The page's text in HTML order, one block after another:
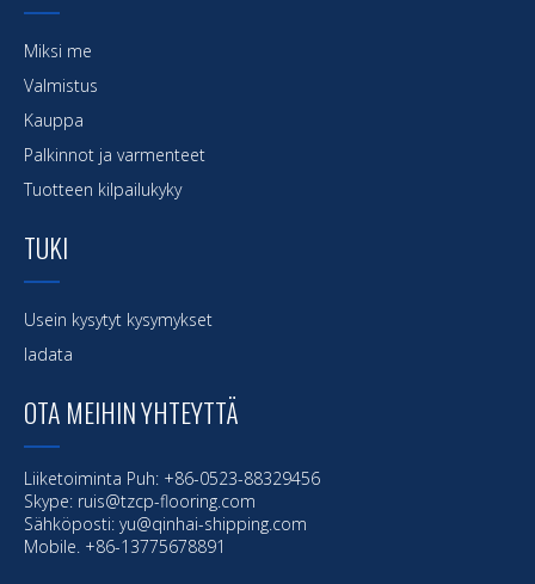
Miksi me
Valmistus
Kauppa
Palkinnot ja varmenteet
Tuotteen kilpailukyky
TUKI
Usein kysytyt kysymykset
ladata
OTA MEIHIN YHTEYTTÄ
Liiketoiminta Puh: +86-0523-88329456
Skype: ruis@tzcp-flooring.com
Sähköposti: yu@qinhai-shipping.com
Mobile. +86-13775678891